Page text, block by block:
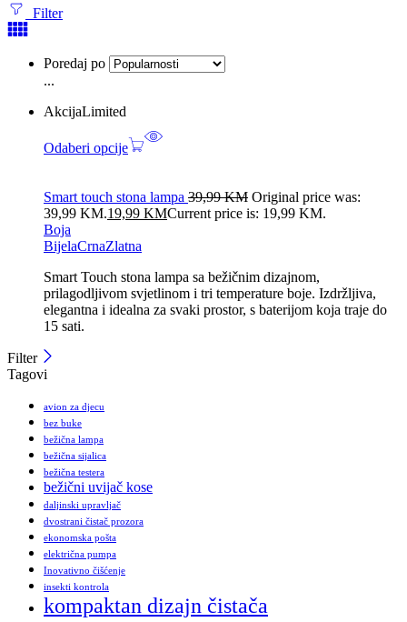
Filter
Poredaj po
...
AkcijaLimited
Odaberi opcije
Smart touch stona lampa 39,99KM Original price was:
39,99 KM.19,99 KMCurrent price is: 19,99 KM.
Boja
BijelaCrnaZlatna
Smart Touch stona lampa sa bežičnim dizajnom,
prilagodljivom svjetlinom i tri temperature boje. Izdržljiva,
elegantna i idealna za svaki prostor, s baterijom koja traje do
15 sati.
Filter
Tagovi
avion za djecu
bez buke
bežična lampa
bežična sijalica
bežična testera
bežični uvijač kose
daljinski upravljač
dvostrani čistač prozora
ekonomska pošta
električna pumpa
Inovativno čišćenje
insekti kontrola
kompaktan dizajn čistača